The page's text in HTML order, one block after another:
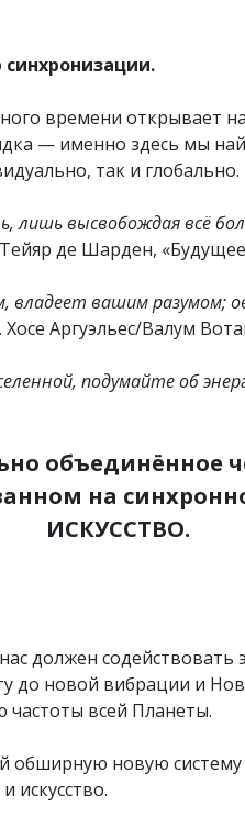
времени открывает
— именно здесь мы
так и глобально.
высвобождая всё
де Шарден, «Будущее
вашим разумом;
Хосе Аргуэльес/Валум
подумайте об
объединённое
на
ИСКУССТВО.
должен содействовать
до новой вибрации и
всей Планеты.
обширную новую
искусство.